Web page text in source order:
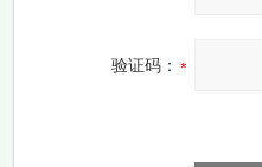
验证码：